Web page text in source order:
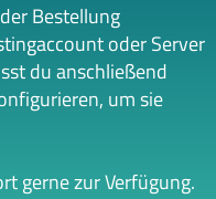
Bestellung
oder Server
du anschließend
um sie
gerne zur Verfügung.